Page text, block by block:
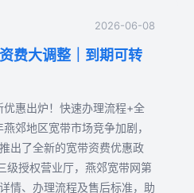
2026-06-08
费大调整｜到期可转
惠出炉！快速办理流程+全
郊地区宽带市场竞争加剧，
出了全新的宽带资费优惠政
级授权营业厅，燕郊宽带网第
情、办理流程及售后标准，助